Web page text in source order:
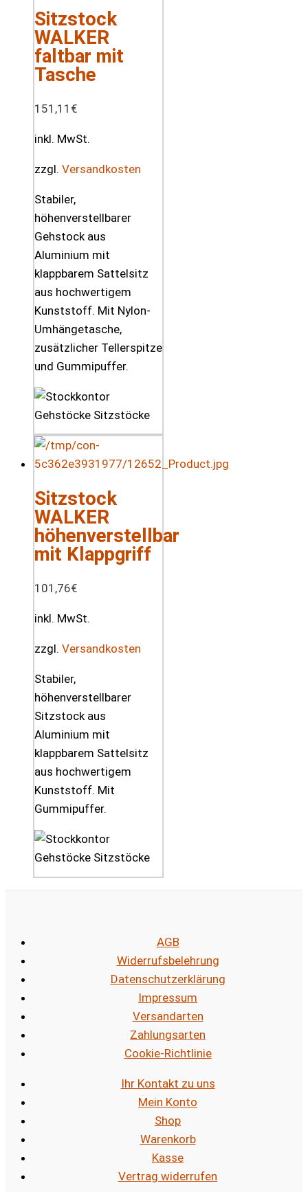
Sitzstock
WALKER
faltbar mit
Tasche
151,11 €
inkl. MwSt.
zzgl. Versandkosten
Stabiler,
höhenverstellbarer
Gehstock aus
Aluminium mit
klappbarem Sattelsitz
aus hochwertigem
Kunststoff. Mit Nylon-
Umhängetasche,
zusätzlicher Tellerspitze
und Gummipuffer.
Sitzstock
WALKER
höhenverstellbar
mit Klappgriff
101,76€
inkl. MwSt.
zzgl. Versandkosten
Stabiler,
höhenverstellbarer
Sitzstock aus
Aluminium mit
klappbarem Sattelsitz
aus hochwertigem
Kunststoff. Mit
Gummipuffer.
AGB
Widerrufsbelehrung
Datenschutzerklärung
Impressum
Versandarten
Zahlungsarten
Cookie-Richtlinie
Ihr Kontakt zu uns
Mein Konto
Shop
Warenkorb
Kasse
Vertrag widerrufen